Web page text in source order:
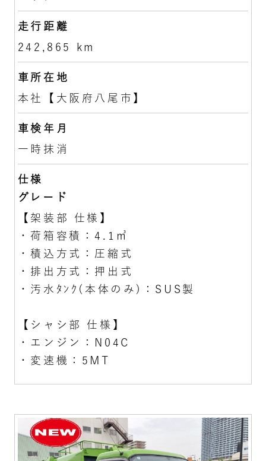
走行距離
242,865 km
車所在地
本社【大阪府八尾市】
車検年月
一時抹消
仕様
グレード
【架装部 仕様】
・荷箱容積：4.1㎥
・積込方式：圧縮式
・排出方式：押出式
・汚水ﾀﾝｸ(本体のみ)：SUS製
【シャシ部 仕様】
・エンジン：N04C
・変速機：5MT